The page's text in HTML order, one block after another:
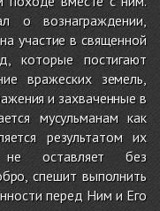
о вознаграждении,
участие в священной
которые постигают
вражеских земель,
и захваченные в
мусульманам как
результатом их
не оставляет без
спешит выполнить
перед Ним и Его